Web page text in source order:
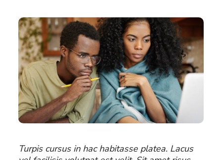
Turpis cursus in hac habitasse platea. Lacus